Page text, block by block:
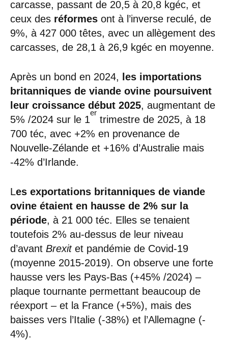
carcasse, passant de 20,5 à 20,8 kgéc, et
ceux des réformes ont à l’inverse reculé, de
9%, à 427 000 têtes, avec un allègement des
carcasses, de 28,1 à 26,9 kgéc en moyenne.
Après un bond en 2024,
les importations
britanniques de viande ovine poursuivent
leur croissance début 2025, augmentant de
5% /2024 sur le 1
er
trimestre de 2025, à 18
700 téc, avec +2% en provenance de
Nouvelle-Zélande et +16% d’Australie mais
-42% d’Irlande.
Les exportations britanniques de viande
ovine étaient en hausse de 2% sur la
période, à 21 000 téc. Elles se tenaient
toutefois 2% au-dessus de leur niveau
d’avant Brexit et pandémie de Covid-19
(moyenne 2015-2019). On observe une forte
hausse vers les Pays-Bas (+45% /2024) –
plaque tournante permettant beaucoup de
réexport – et la France (+5%), mais des
baisses vers l’Italie (-38%) et l’Allemagne (-
4%).